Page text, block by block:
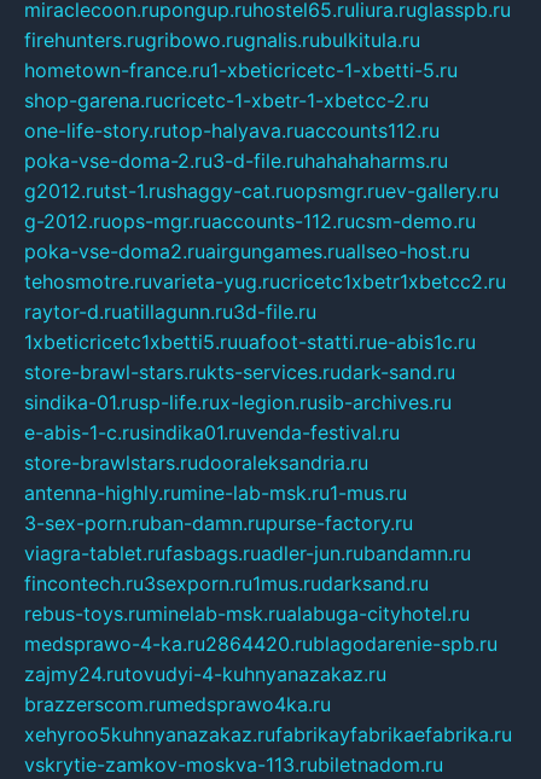
miraclecoon.rupongup.ruhostel65.ruliura.ruglasspb.ru
firehunters.rugribowo.rugnalis.rubulkitula.ru
hometown-france.ru1-xbeticricetc-1-xbetti-5.ru
shop-garena.rucricetc-1-xbetr-1-xbetcc-2.ru
one-life-story.rutop-halyava.ruaccounts112.ru
poka-vse-doma-2.ru3-d-file.ruhahahaharms.ru
g2012.rutst-1.rushaggy-cat.ruopsmgr.ruev-gallery.ru
g-2012.ruops-mgr.ruaccounts-112.rucsm-demo.ru
poka-vse-doma2.ruairgungames.ruallseo-host.ru
tehosmotre.ruvarieta-yug.rucricetc1xbetr1xbetcc2.ru
raytor-d.ruatillagunn.ru3d-file.ru
1xbeticricetc1xbetti5.ruuafoot-statti.rue-abis1c.ru
store-brawl-stars.rukts-services.rudark-sand.ru
sindika-01.rusp-life.rux-legion.rusib-archives.ru
e-abis-1-c.rusindika01.ruvenda-festival.ru
store-brawlstars.rudooraleksandria.ru
antenna-highly.rumine-lab-msk.ru1-mus.ru
3-sex-porn.ruban-damn.rupurse-factory.ru
viagra-tablet.rufasbags.ruadler-jun.rubandamn.ru
fincontech.ru3sexporn.ru1mus.rudarksand.ru
rebus-toys.ruminelab-msk.rualabuga-cityhotel.ru
medsprawo-4-ka.ru2864420.rublagodarenie-spb.ru
zajmy24.rutovudyi-4-kuhnyanazakaz.ru
brazzerscom.rumedsprawo4ka.ru
xehyroo5kuhnyanazakaz.rufabrikayfabrikaefabrika.ru
vskrytie-zamkov-moskva-113.rubiletnadom.ru